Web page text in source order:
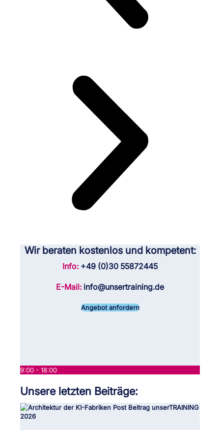
Wir beraten kostenlos und kompetent:
Info: +49 (0)30 55872445
E-Mail: info@unsertraining.de
Angebot anfordern
9:00 - 18:00
Unsere letzten Beiträge: